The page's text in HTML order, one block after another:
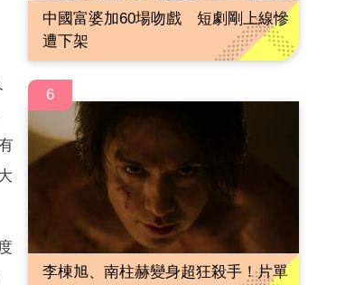
中國富婆加60場吻戲 短劇剛上線慘
遭下架
6
李棟旭、南柱赫變身超狂殺手！片單